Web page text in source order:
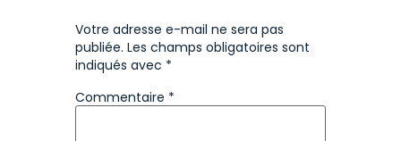
Votre adresse e-mail ne sera pas
publiée. Les champs obligatoires sont
indiqués avec *
Commentaire *